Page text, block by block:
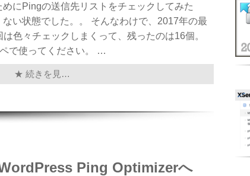
にPingの送信先リストをチェックしてみた
い状態でした。。 そんなわけで、2017年の最
色々チェックしまくって、残ったのは16個。
で使ってください。 …
★ 続きを見…
Ping Optimizerへ